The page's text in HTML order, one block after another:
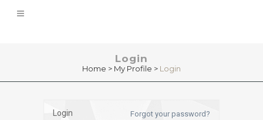
Login
Home > My Profile > Login
Login Forgot your password?